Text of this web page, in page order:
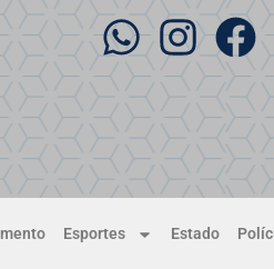
Esportes Estado